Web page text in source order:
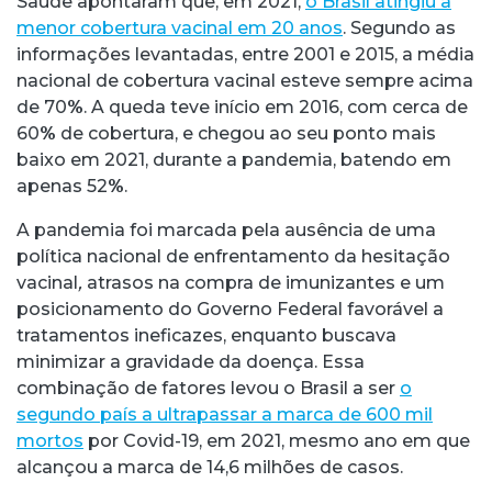
menor cobertura vacinal em 20 anos. Segundo as
informações levantadas, entre 2001 e 2015, a média
nacional de cobertura vacinal esteve sempre acima
de 70%. A queda teve início em 2016, com cerca de
60% de cobertura, e chegou ao seu ponto mais
baixo em 2021, durante a pandemia, batendo em
apenas 52%.
A pandemia foi marcada pela ausência de uma
política nacional de enfrentamento da hesitação
vacinal , atrasos na compra de imunizantes e um
posicionamento do Governo Federal favorável a
tratamentos ineficazes, enquanto buscava
minimizar a gravidade da doença. Essa
combinação de fatores levou o Brasil a ser o
segundo país a ultrapassar a marca de 600 mil
mortos por Covid-19, em 2021, mesmo ano em que
alcançou a marca de 14,6 milhões de casos.